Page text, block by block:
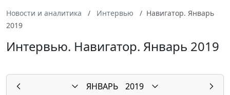
Новости и аналитика Интервью
Навигатор. Январь
2019
Интервью. Навигатор. Январь 2019
ЯНВАРЬ
2019